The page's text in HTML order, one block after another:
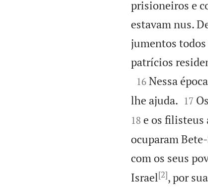
prisioneiros e
estavam nus.
jumentos todos
patrícios

16 Nessa
lhe ajuda.
17
18 e os filisteus
ocuparam
com os seus
Israel[2], por